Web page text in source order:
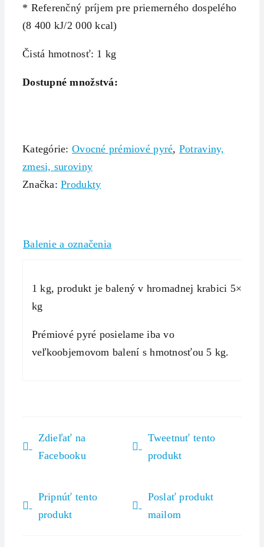
* Referenčný príjem pre priemerného dospelého
(8 400 kJ/2 000 kcal)
Čistá hmotnosť: 1 kg
Dostupné množstvá:
Kategórie: Ovocné prémiové pyré, Potraviny,
zmesi, suroviny
Značka:Produkty
Balenie a označenia
1 kg, produkt je balený v hromadnej krabici 5×1
kg
Prémiové pyré posielame iba vo
veľkoobjemovom balení s hmotnosťou 5 kg.
Zdieľať na
Facebooku
Tweetnuť tento
produkt
Pripnúť tento
produkt
Poslať produkt
mailom